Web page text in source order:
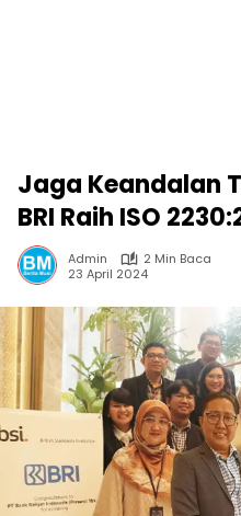
Jaga Keandalan
BRI Raih ISO
Admin
2 Min Baca
23 April 2024